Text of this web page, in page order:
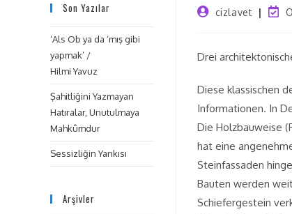
cizlavet
Drei
Diese klassischen
Informationen. In
Die Holzbauweise
hat eine
Steinfassaden
Bauten werden
Schiefergestein
Son Yazılar
‘Als Ob ya da ‘mış gibi
yapmak’ /
Hilmi Yavuz
Şahitliğini Yazmayan
Hatıralar, Unutulmaya
Mahkûmdur
Sessizliğin Yankısı
Arşivler